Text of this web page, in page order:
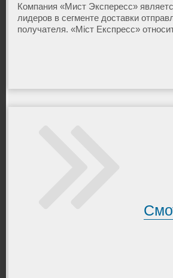
info@meest-
Компания «Мист Экспересс»
лидеров в сегменте доставки
получателя. «Міст Експресс»